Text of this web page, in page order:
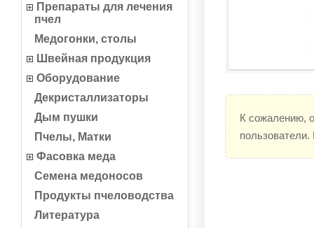
Препараты для лечения
пчел
Медогонки, столы
Швейная продукция
Оборудование
Декристаллизаторы
Дым пушки
Пчелы, Матки
Фасовка меда
Семена медоносов
Продукты пчеловодства
Литература
К сожалению,